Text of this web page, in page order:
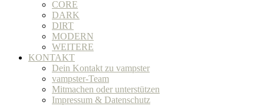
CORE
DARK
DIRT
MODERN
WEITERE
KONTAKT
Dein Kontakt zu vampster
vampster-Team
Mitmachen oder unterstützen
Impressum & Datenschutz